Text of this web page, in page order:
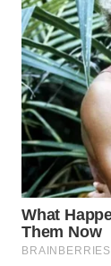
PURWAKARTA
WN
PRIANGAN
TIMUR
WN
SEMARANG
WN
SOLO